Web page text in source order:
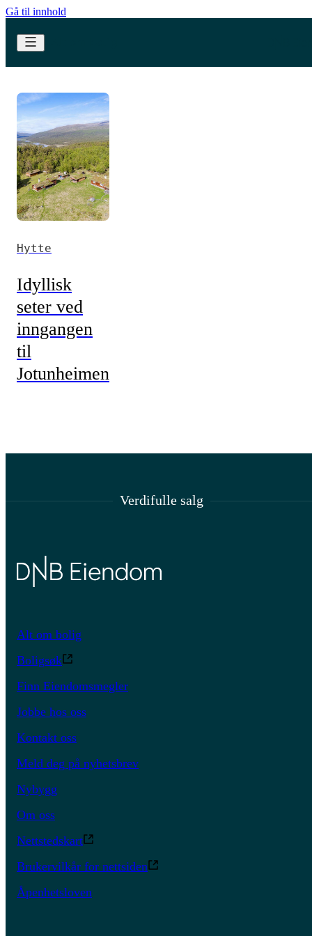
Gå til innhold
Hytte
Idyllisk
seter ved
inngangen
til
Jotunheimen
Verdifulle salg
Alt om bolig
Boligsøk
Finn Eiendomsmegler
Jobbe hos oss
Kontakt oss
Meld deg på nyhetsbrev
Nybygg
Om oss
Nettstedskart
Brukervilkår for nettsiden
Åpenhetsloven